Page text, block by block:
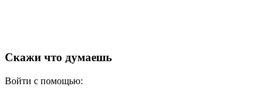
Скажи что думаешь
Войти с помощью: